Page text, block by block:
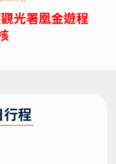
光署凰金遊程
程